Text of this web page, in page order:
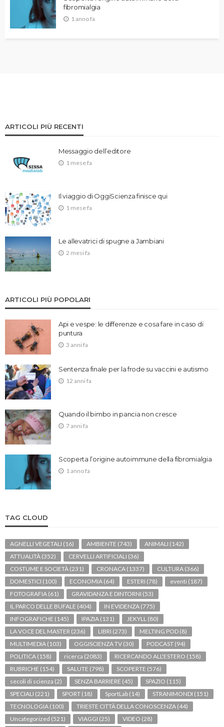
fibromialgia
1 anno fa
ARTICOLI PIÙ RECENTI
Messaggio dell’editore
1 mese fa
Il viaggio di OggiScienza finisce qui
1 mese fa
Le allevatrici di spugne a Jambiani
2 mesi fa
ARTICOLI PIÙ POPOLARI
Api e vespe: le differenze e cosa fare in caso di
puntura
3 anni fa
Sentenza finale per la frode su vaccini e autismo
12 anni fa
Quando il bimbo in pancia non cresce
7 anni fa
Scoperta l’origine autoimmune della fibromialgia
1 anno fa
TAG CLOUD
AGNELLI VEGETALI (16) AMBIENTE (743) ANIMALI (142)
ATTUALITÀ (352) CERVELLI ARTIFICIALI (36)
COSTUME E SOCIETÀ (231) CRONACA (1337) CULTURA (366)
DOMESTICI (100) ECONOMIA (64) ESTERI (78) eventi (187)
FOTOGRAFIA (61) GRAVIDANZA E DINTORNI (53)
IL PARCO DELLE BUFALE (404) IN EVIDENZA (775)
INFOGRAFICHE (145) IPAZIA (131) JEKYLL (80)
LA VOCE DEL MASTER (236) LIBRI (273) MELTING POD (8)
MULTIMEDIA (103) OGGISCIENZA TV (30) PODCAST (94)
POLITICA (158) ricerca (2083) RICERCANDO ALL'ESTERO (158)
RUBRICHE (154) SALUTE (798) SCOPERTE (576)
secoli di scienza (2) SENZA BARRIERE (45) SPAZIO (115)
SPECIALI (221) SPORT (18) SportLab (14) STRANIMONDI (151)
TECNOLOGIA (100) TRIESTE CITTÀ DELLA CONOSCENZA (44)
Uncategorized (521) VIAGGI (25) VIDEO (28)